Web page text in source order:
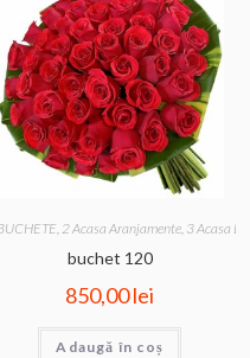
,2 Acasa Aranjamente, 3 Acasa
buchet 120
850,00lei
Adaugă în coș